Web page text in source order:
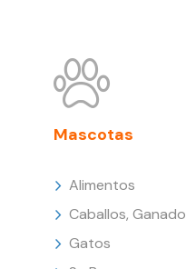
Mascotas
Alimentos
Caballos, Ganado
Gatos